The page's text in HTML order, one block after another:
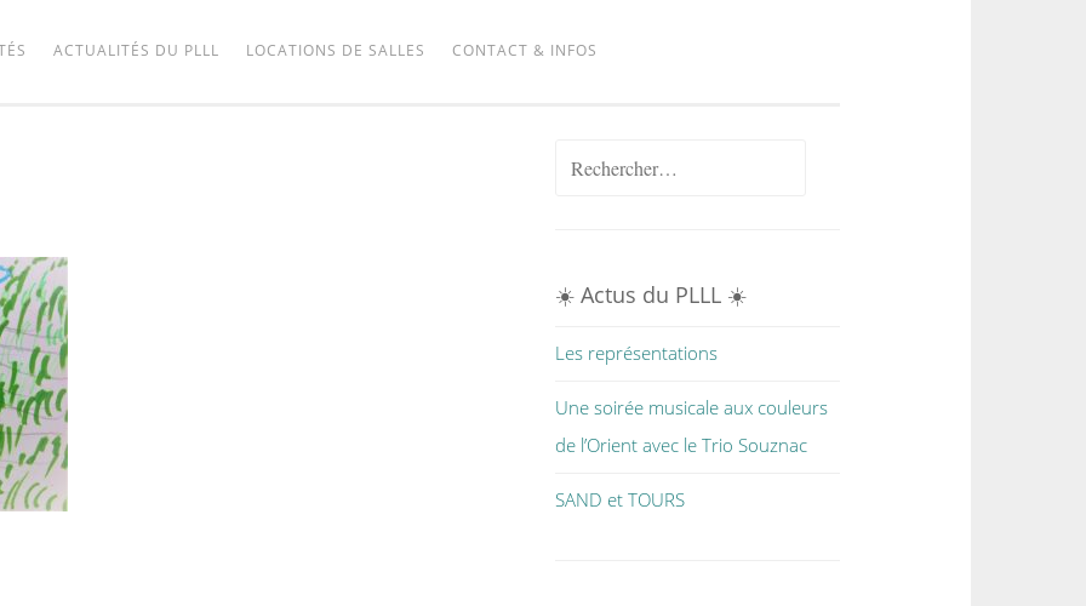
ACTUALITÉS DU PLLL LOCATIONS DE SALLES CONTACT & INFOS
Rechercher :
☀️ Actus du PLLL ☀️
Les représentations
Une soirée musicale aux couleurs
de l’Orient avec le Trio Souznac
SAND et TOURS